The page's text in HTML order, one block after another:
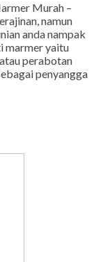
Murah –
namun
anda nampak
marmer yaitu
perabotan
penyangga